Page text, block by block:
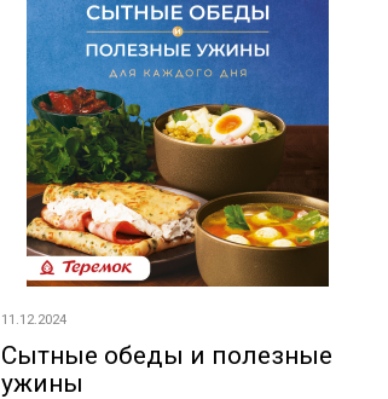
11.12.2024
Сытные обеды и полезные
ужины